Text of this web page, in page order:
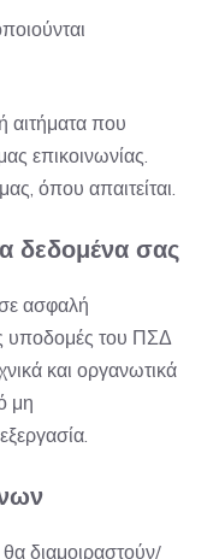
αιτήματα που
επικοινωνίας.
όπου απαιτείται.
δεδομένα σας
ασφαλή
υποδομές του ΠΣΔ
και οργανωτικά
μη
διαμοιραστούν/